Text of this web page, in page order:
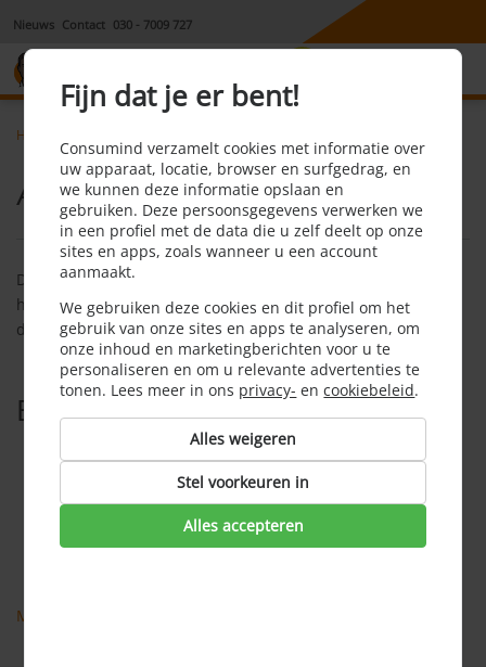
Nieuws Contact 030 - 7009 727
Home
Aflossen hypotheek
De term aflossen wordt gebruikt als je (een deel van) de
hypotheek terugbetaalt aan de hypotheekverstrekker. Je lost
dan af op je hypotheek.
Bekijk ook
Aankoopmakelaar
Acceptatie hypotheek
Aflossen hypotheek
Aflossingsvrije hypotheek
Meer veel gestelde vragen
Fijn dat je er bent!
Consumind verzamelt cookies met informatie over
uw apparaat, locatie, browser en surfgedrag, en
we kunnen deze informatie opslaan en
gebruiken. Deze persoonsgegevens verwerken we
in een profiel met de data die u zelf deelt op onze
sites en apps, zoals wanneer u een account
aanmaakt.
We gebruiken deze cookies en dit profiel om het
gebruik van onze sites en apps te analyseren, om
onze inhoud en marketingberichten voor u te
personaliseren en om u relevante advertenties te
tonen. Lees meer in ons privacy- encookiebeleid.
Alles weigeren
Stel voorkeuren in
Alles accepteren